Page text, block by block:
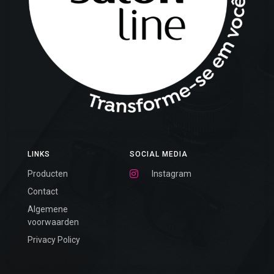
SOCIAL MEDIA
Instagram
LINKS
Producten
Contact
Algemene
voorwaarden
Privacy Policy